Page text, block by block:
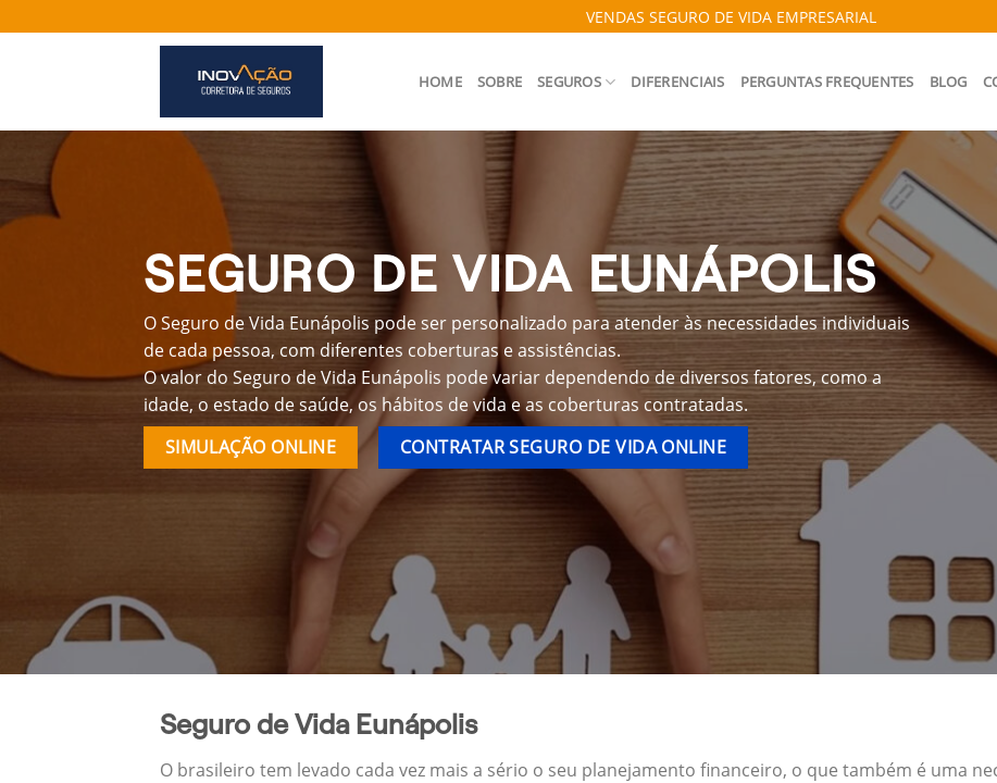
to
VENDAS SEGURO DE VIDA EMPRESARIAL
HOME SOBRE SEGUROS DIFERENCIAIS PERGUNTAS FREQUENTES BLOG
SEGURO DE VIDA EUNÁPOLIS
O Seguro de Vida Eunápolis pode ser personalizado para atender às necessidades individuais
de cada pessoa, com diferentes coberturas e assistências.
O valor do Seguro de Vida Eunápolis pode variar dependendo de diversos fatores, como a
idade, o estado de saúde, os hábitos de vida e as coberturas contratadas.
SIMULAÇÃO ONLINE
CONTRATAR SEGURO DE VIDA ONLINE
Seguro de Vida Eunápolis
O brasileiro tem levado cada vez mais a sério o seu planejamento financeiro, o que também é uma